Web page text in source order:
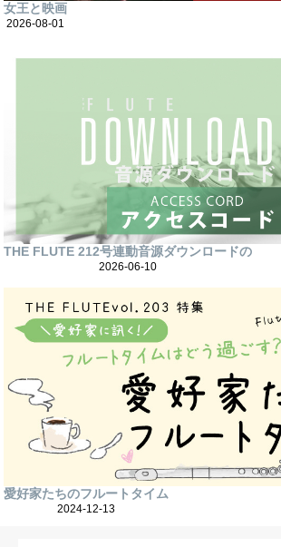
女王と映画
2026-08-01
THE FLUTE 212号連動音源ダウンロードの
2026-06-10
愛好家たちのフルートタイム
2024-12-13